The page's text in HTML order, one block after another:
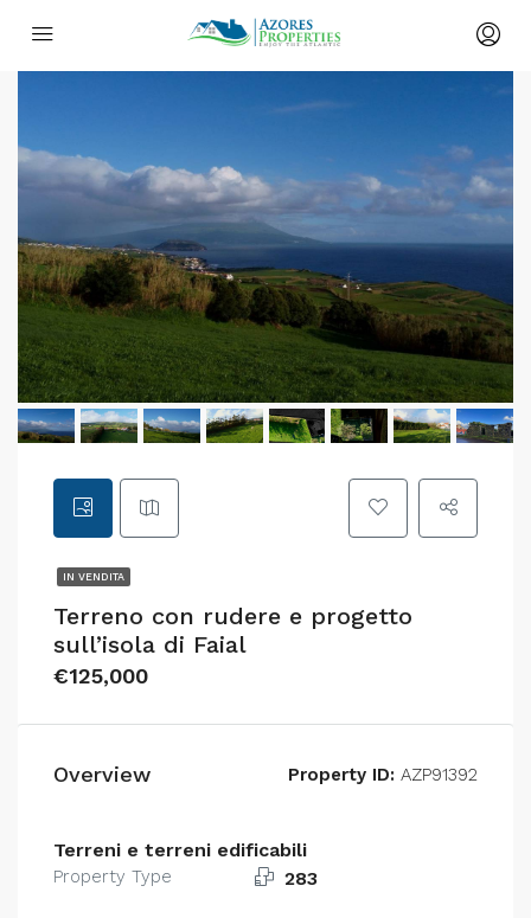
IN VENDITA
Terreno con rudere e progetto
sull’isola di Faial
€125,000
Overview Property ID: AZP91392
Terreni e terreni edificabili
Property Type 283